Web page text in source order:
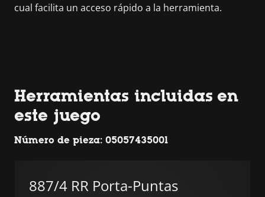
cual facilita un acceso rápido a la herramienta.
Herramientas incluidas en
este juego
Número de pieza: 05057435001
887/4 RR Porta-Puntas